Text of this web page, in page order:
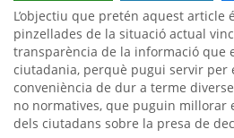
L’objectiu que pretén aquest article
pinzellades de la situació actual
transparència de la informació que
ciutadania, perquè pugui servir per
conveniència de dur a terme
no normatives, que puguin millorar
dels ciutadans sobre la presa de